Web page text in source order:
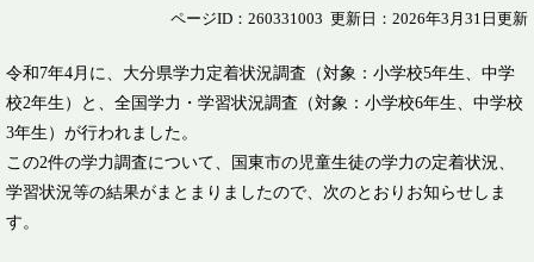
ページID：260331003 更新日：2026年3月31日更新
令和7年4月に、大分県学力定着状況調査（対象：小学校5年生、中学
校2年生）と、全国学力・学習状況調査（対象：小学校6年生、中学校
3年生）が行われました。
この2件の学力調査について、国東市の児童生徒の学力の定着状況、
学習状況等の結果がまとまりましたので、次のとおりお知らせしま
す。